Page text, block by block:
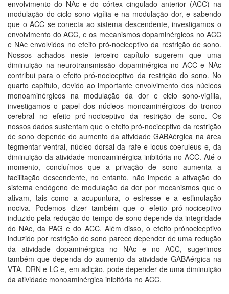
envolvimento do NAc e do córtex cingulado anterior (ACC) na
modulação do ciclo sono-vigília e na modulação dor, e sabendo
que o ACC se conecta ao sistema descendente, investigamos o
envolvimento do ACC, e os mecanismos dopaminérgicos no ACC
e NAc envolvidos no efeito pró-nociceptivo da restrição de sono.
Nossos achados neste terceiro capítulo sugerem que uma
diminuição na neurotransmissão dopaminérgica no ACC e NAc
contribui para o efeito pró-nociceptivo da restrição do sono. No
quarto capítulo, devido ao importante envolvimento dos núcleos
monoaminérgicos na modulação da dor e ciclo sono-vigília,
investigamos o papel dos núcleos monoaminérgicos do tronco
cerebral no efeito pró-nociceptivo da restrição de sono. Os
nossos dados sustentam que o efeito pró-nociceptivo da restrição
de sono depende do aumento da atividade GABAérgica na área
tegmentar ventral, núcleo dorsal da rafe e locus coeruleus e, da
diminuição da atividade monoaminérgica inibitória no ACC. Até o
momento, concluímos que a privação de sono aumenta a
facilitação descendente, no entanto, não impede a ativação do
sistema endógeno de modulação da dor por mecanismos que o
ativam, tais como a acupuntura, o estresse e a estimulação
nociva. Podemos dizer também que o efeito pró-nociceptivo
induzido pela redução do tempo de sono depende da integridade
do NAc, da PAG e do ACC. Além disso, o efeito prónociceptivo
induzido por restrição de sono parece depender de uma redução
da atividade dopaminérgica no NAc e no ACC, sugerimos
também que dependa do aumento da atividade GABAérgica na
VTA, DRN e LC e, em adição, pode depender de uma diminuição
da atividade monoaminérgica inibitória no ACC.